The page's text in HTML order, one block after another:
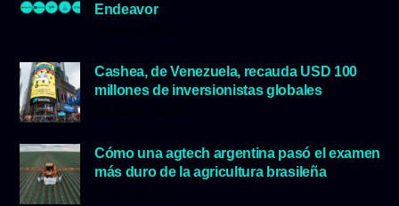
Endeavor
Cashea, de Venezuela, recauda USD 100
millones de inversionistas globales
Cómo una agtech argentina pasó el examen
más duro de la agricultura brasileña